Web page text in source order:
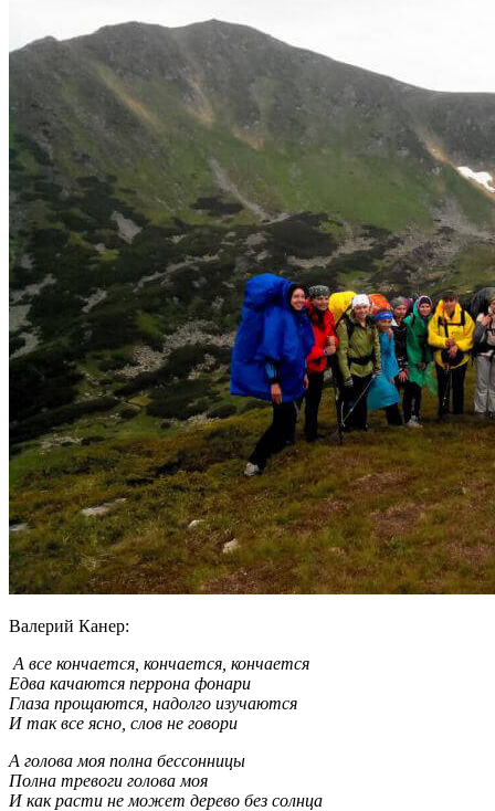
Валерий Канер:
А все кончается, кончается, кончается
Едва качаются перрона фонари
Глаза прощаются, надолго изучаются
И так все ясно, слов не говори
А голова моя полна бессонницы
Полна тревоги голова моя
И как расти не может дерево без солнца